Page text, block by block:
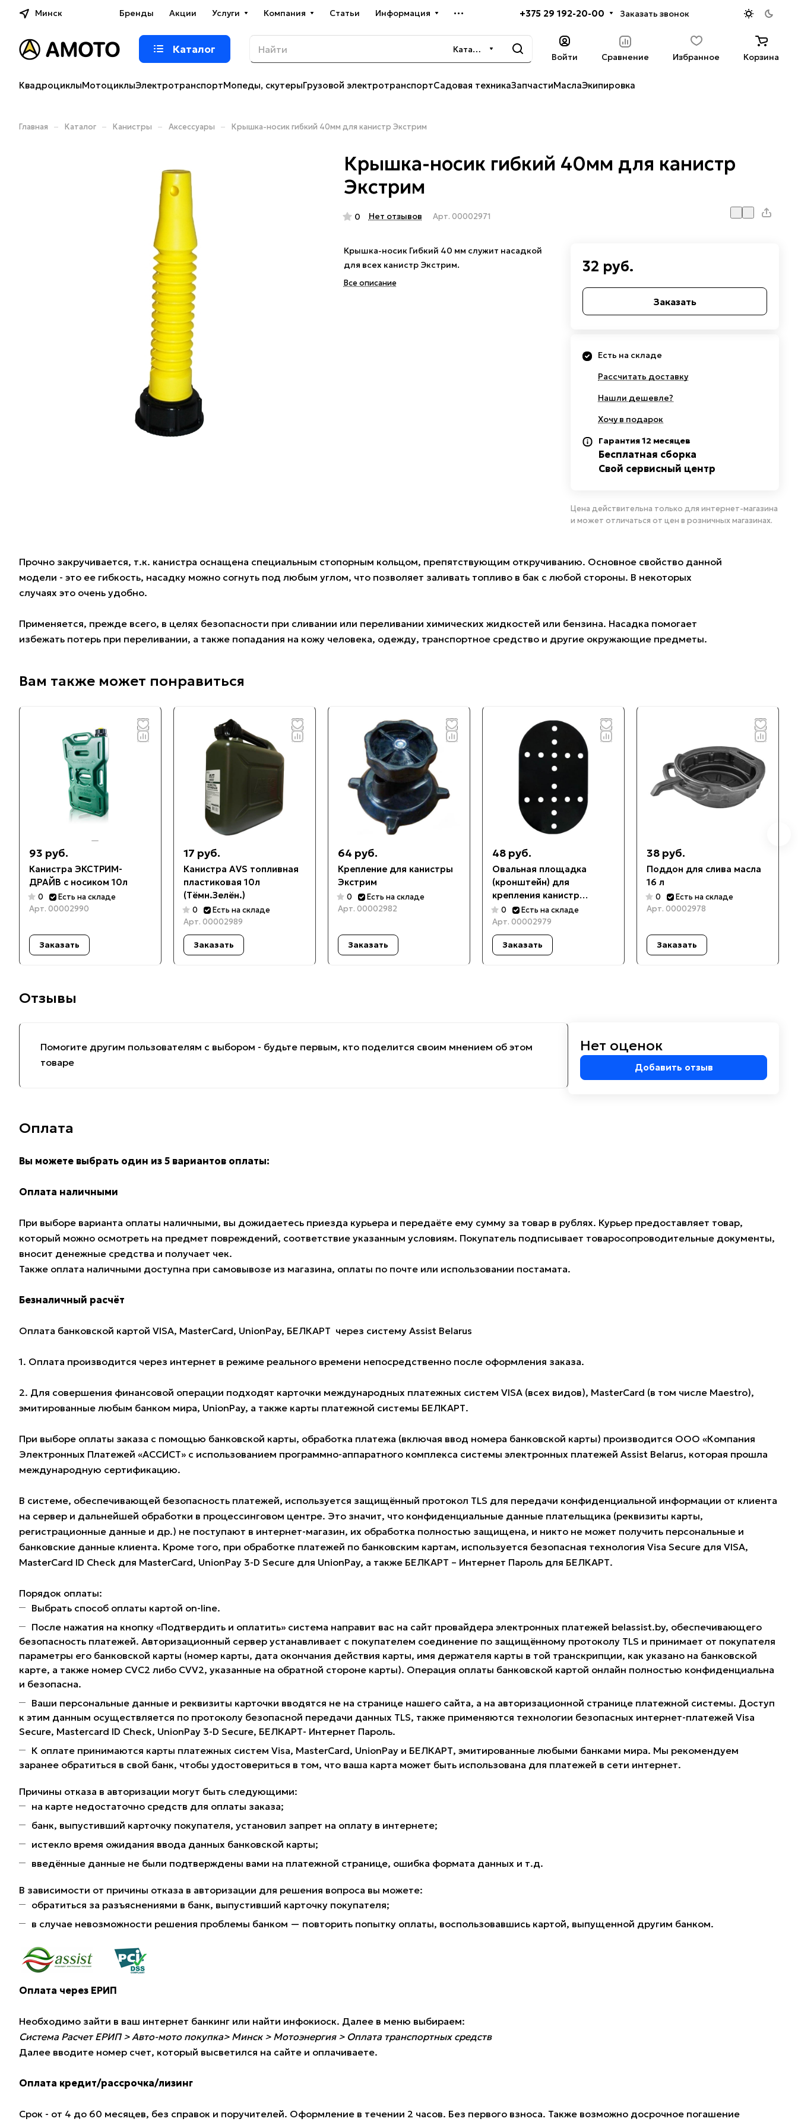
Минск Бренды Акции Услуги Компания Статьи Информация +375 29 192-20-00 Заказать звонок
Каталог Каталог
Войти Сравнение Избранное Корзина
КвадроциклыМотоциклыЭлектротранспортМопеды, скутерыГрузовой электротранспортСадовая техникаЗапчастиМаслаЭкипировка
Главная – Каталог – Канистры – Аксессуары – Крышка-носик гибкий 40мм для канистр Экстрим
Крышка-носик гибкий 40мм для канистр
Экстрим
0 Нет отзывов Арт. 00002971
Крышка-носик Гибкий 40 мм служит насадкой
для всех канистр Экстрим.
Все описание
32 руб.
Заказать
Есть на складе
Рассчитать доставку
Нашли дешевле?
Хочу в подарок
Гарантия 12 месяцев
Бесплатная сборка
Свой сервисный центр
Цена действительна только для интернет-магазина
и может отличаться от цен в розничных магазинах.
Прочно закручивается, т.к. канистра оснащена специальным стопорным кольцом, препятствующим откручиванию. Основное свойство данной
модели - это ее гибкость, насадку можно согнуть под любым углом, что позволяет заливать топливо в бак с любой стороны. В некоторых
случаях это очень удобно.
Применяется, прежде всего, в целях безопасности при сливании или переливании химических жидкостей или бензина. Насадка помогает
избежать потерь при переливании, а также попадания на кожу человека, одежду, транспортное средство и другие окружающие предметы.
Вам также может понравиться
93 руб.
Канистра ЭКСТРИМ-
ДРАЙВ с носиком 10л
0
Есть на складе
Арт. 00002990
Заказать
17 руб.
Канистра AVS топливная
пластиковая 10л
(Тёмн.Зелён.)
0
Есть на складе
Арт. 00002989
Заказать
64 руб.
Крепление для канистры
Экстрим
0
Есть на складе
Арт. 00002982
Заказать
48 руб.
Овальная площадка
(кронштейн) для
крепления канистр
экстрим
0
Есть на складе
Арт. 00002979
Заказать
38 руб.
Поддон для слива масла
16 л
0
Есть на складе
Арт. 00002978
Заказать
Отзывы
Помогите другим пользователям с выбором - будьте первым, кто поделится своим мнением об этом
товаре
Нет оценок
Добавить отзыв
Оплата
Вы можете выбрать один из 5 вариантов оплаты:
Оплата наличными
При выборе варианта оплаты наличными, вы дожидаетесь приезда курьера и передаёте ему сумму за товар в рублях. Курьер предоставляет товар,
который можно осмотреть на предмет повреждений, соответствие указанным условиям. Покупатель подписывает товаросопроводительные документы,
вносит денежные средства и получает чек.
Также оплата наличными доступна при самовывозе из магазина, оплаты по почте или использовании постамата.
Безналичный расчёт
Оплата банковской картой VISA, MasterCard, UnionPay, БЕЛКАРТ через систему Assist Belarus
1. Оплата производится через интернет в режиме реального времени непосредственно после оформления заказа.
2. Для совершения финансовой операции подходят карточки международных платежных систем VISA (всех видов), MasterCard (в том числе Maestro),
эмитированные любым банком мира, UnionPay, а также карты платежной системы БЕЛКАРТ.
При выборе оплаты заказа с помощью банковской карты, обработка платежа (включая ввод номера банковской карты) производится ООО «Компания
Электронных Платежей «АССИСТ» с использованием программно-аппаратного комплекса системы электронных платежей Assist Belarus, которая прошла
международную сертификацию.
В системе, обеспечивающей безопасность платежей, используется защищённый протокол TLS для передачи конфиденциальной информации от клиента
на сервер и дальнейшей обработки в процессинговом центре. Это значит, что конфиденциальные данные плательщика (реквизиты карты,
регистрационные данные и др.) не поступают в интернет-магазин, их обработка полностью защищена, и никто не может получить персональные и
банковские данные клиента. Кроме того, при обработке платежей по банковским картам, используется безопасная технология Visa Secure для VISA,
MasterCard ID Check для MasterCard, UnionPay 3-D Secure для UnionPay, а также БЕЛКАРТ – Интернет Пароль для БЕЛКАРТ.
Порядок оплаты:
Выбрать способ оплаты картой on-line.
После нажатия на кнопку «Подтвердить и оплатить» система направит вас на сайт провайдера электронных платежей belassist.by, обеспечивающего
безопасность платежей. Авторизационный сервер устанавливает с покупателем соединение по защищённому протоколу TLS и принимает от покупателя
параметры его банковской карты (номер карты, дата окончания действия карты, имя держателя карты в той транскрипции, как указано на банковской
карте, а также номер CVC2 либо CVV2, указанные на обратной стороне карты). Операция оплаты банковской картой онлайн полностью конфиденциальна
и безопасна.
Ваши персональные данные и реквизиты карточки вводятся не на странице нашего сайта, а на авторизационной странице платежной системы. Доступ
к этим данным осуществляется по протоколу безопасной передачи данных TLS, также применяются технологии безопасных интернет-платежей Visa
Secure, Mastercard ID Check, UnionPay 3-D Secure, БЕЛКАРТ- Интернет Пароль.
К оплате принимаются карты платежных систем Visa, MasterCard, UnionPay и БЕЛКАРТ, эмитированные любыми банками мира. Мы рекомендуем
заранее обратиться в свой банк, чтобы удостовериться в том, что ваша карта может быть использована для платежей в сети интернет.
Причины отказа в авторизации могут быть следующими:
на карте недостаточно средств для оплаты заказа;
банк, выпустивший карточку покупателя, установил запрет на оплату в интернете;
истекло время ожидания ввода данных банковской карты;
введённые данные не были подтверждены вами на платежной странице, ошибка формата данных и т.д.
В зависимости от причины отказа в авторизации для решения вопроса вы можете:
обратиться за разъяснениями в банк, выпустивший карточку покупателя;
в случае невозможности решения проблемы банком — повторить попытку оплаты, воспользовавшись картой, выпущенной другим банком.
Оплата через ЕРИП
Необходимо зайти в ваш интернет банкинг или найти инфокиоск. Далее в меню выбираем:
Система Расчет ЕРИП > Авто-мото покупка> Минск > Мотоэнергия > Оплата транспортных средств
Далее вводите номер счет, который высветился на сайте и оплачиваете.
Оплата кредит/рассрочка/лизинг
Срок - от 4 до 60 месяцев, без справок и поручителей. Оформление в течении 2 часов. Без первого взноса. Также возможно досрочное погашение